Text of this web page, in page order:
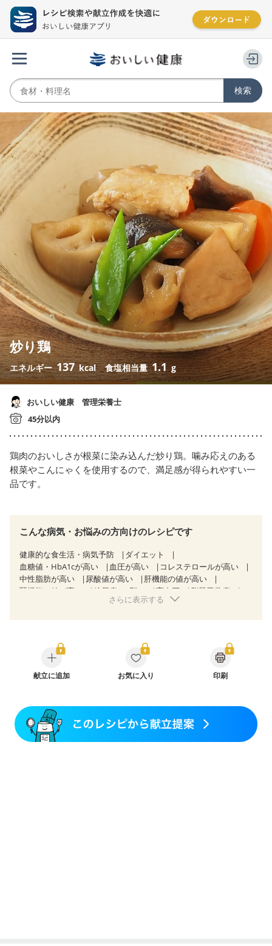
炒り鶏
エネルギー137 kcal 食塩相当量1.1 g
おいしい健康 管理栄養士
45分以内
鶏肉のおいしさが根菜に染み込んだ炒り鶏。噛み応えのある
根菜やこんにゃくを使用するので、満足感が得られやすい一
品です。
こんな病気・お悩みの方向けのレシピです
健康的な食生活・病気予防
ダイエット
血糖値・HbA1cが高い
血圧が高い
コレステロールが高い
中性脂肪が高い
尿酸値が高い
肝機能の値が高い
腎機能の値が高い
糖尿病（2型） 高血圧
脂質異常症
狭心症 心筋梗塞
糖尿病性腎症（第２期）
糖尿病性腎症（第３期）
CKD（ステージ１）
CKD（ステージ２）
CKD（ステージ３a）
CKD（ステージ３b）
乳がん治療を終えた方・経過観察中の方など
飲み込みにくい
食欲がない
妊娠中(初期)
妊婦健診・体重増加が気になる（初期）
さらに表示する
献立に追加 お気に入り 印刷